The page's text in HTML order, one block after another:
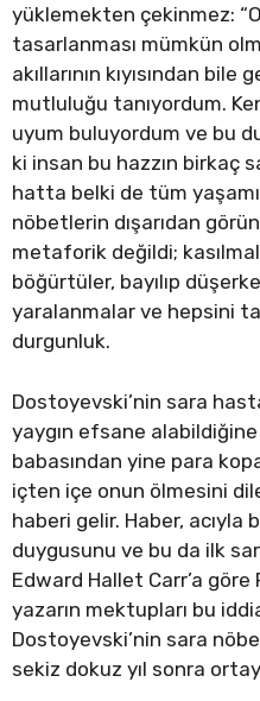
yüklemekten çekinmez:
tasarlanması mümkün
akıllarının kıyısından
mutluluğu tanıyordum.
uyum buluyordum ve bu
ki insan bu hazzın birkaç
hatta belki de tüm
nöbetlerin dışarıdan
metaforik değildi;
böğürtüler, bayılıp
yaralanmalar ve hepsini
durgunluk.
Dostoyevski’nin sara
yaygın efsane
babasından yine para
içten içe onun ölmesini
haberi gelir. Haber,
duygusunu ve bu da ilk
Edward Hallet Carr’a
yazarın mektupları bu
Dostoyevski’nin sara
sekiz dokuz yıl sonra